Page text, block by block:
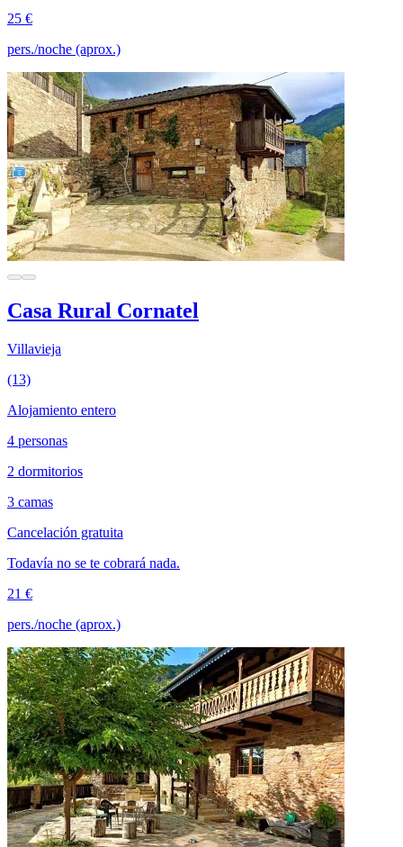
25 €
pers./noche (aprox.)
Casa Rural Cornatel
Villavieja
(13)
Alojamiento entero
4 personas
2 dormitorios
3 camas
Cancelación gratuita
Todavía no se te cobrará nada.
21 €
pers./noche (aprox.)